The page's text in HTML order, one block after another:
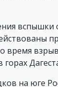
вспышки
время
на юге